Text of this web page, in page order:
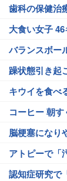
歯科の保健治
大食い女子
バランスボー
躁状態引き起
キウイを食べ
コーヒー 朝
脳梗塞になり
アトピーで「
認知症研究で